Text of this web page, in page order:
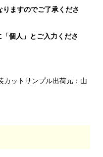
ますのでご了承くださ
個人」とご入力くださ
カットサンプル出荷元：山